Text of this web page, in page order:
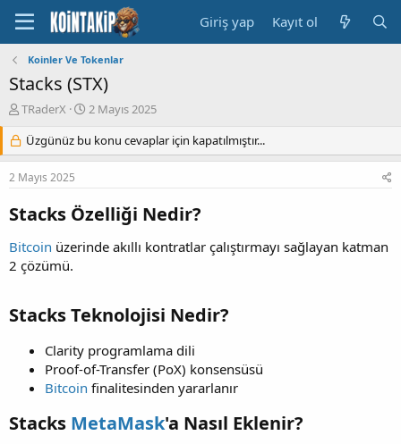
Giriş yap Kayıt ol
Koinler Ve Tokenlar
Stacks (STX)
K
n
u
y
B
a
l
a
n
TRaderX
B
ş
l
ı
t
h
2 Mayıs 2025
Üzgünüz bu konu cevaplar için kapatılmıştır...
2 Mayıs 2025
Stacks Özelliği Nedir?
Bitcoin üzerinde akıllı kontratlar çalıştırmayı sağlayan katman
2 çözümü.
Stacks Teknolojisi Nedir?
Clarity programlama dili
Proof-of-Transfer (PoX) konsensüsü
Bitcoin finalitesinden yararlanır
Stacks MetaMask'a Nasıl Eklenir?